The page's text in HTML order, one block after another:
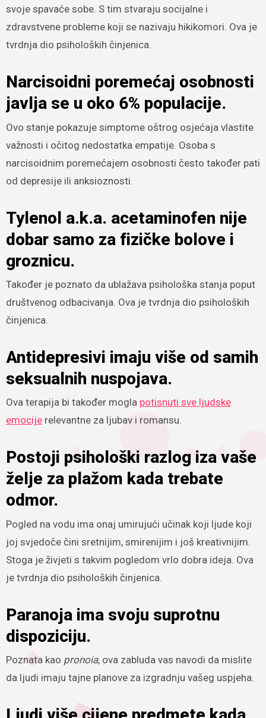
svoje spavaće sobe. S tim stvaraju socijalne i
zdravstvene probleme koji se nazivaju hikikomori. Ova je
tvrdnja dio psiholoških činjenica.
Narcisoidni poremećaj osobnosti
javlja se u oko 6% populacije.
Ovo stanje pokazuje simptome oštrog osjećaja vlastite
važnosti i očitog nedostatka empatije. Osoba s
narcisoidnim poremećajem osobnosti često također pati
od depresije ili anksioznosti.
Tylenol a.k.a. acetaminofen nije
dobar samo za fizičke bolove i
groznicu.
Također je poznato da ublažava psihološka stanja poput
društvenog odbacivanja. Ova je tvrdnja dio psiholoških
činjenica.
Antidepresivi imaju više od samih
seksualnih nuspojava.
Ova terapija bi također mogla potisnuti sve ljudske
emocijerelevantne za ljubav i romansu.
Postoji psihološki razlog iza vaše
želje za plažom kada trebate
odmor.
Pogled na vodu ima onaj umirujući učinak koji ljude koji
joj svjedoče čini sretnijim, smirenijim i još kreativnijim.
Stoga je živjeti s takvim pogledom vrlo dobra ideja. Ova
je tvrdnja dio psiholoških činjenica.
Paranoja ima svoju suprotnu
dispoziciju.
Poznata kao pronoia, ova zabluda vas navodi da mislite
da ljudi imaju tajne planove za izgradnju vašeg uspjeha.